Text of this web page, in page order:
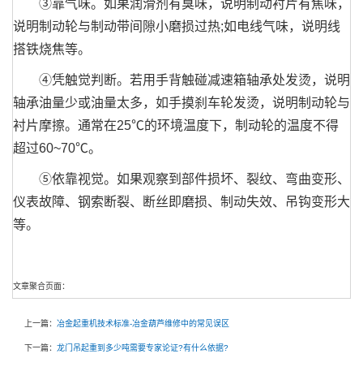
③靠气味。如果润滑剂有臭味，说明制动衬片有焦味，
说明制动轮与制动带间隙小磨损过热;如电线气味，说明线
搭铁烧焦等。
④凭触觉判断。若用手背触碰减速箱轴承处发烫，说明
轴承油量少或油量太多，如手摸刹车轮发烫，说明制动轮与
衬片摩擦。通常在25℃的环境温度下，制动轮的温度不得
超过60~70℃。
⑤依靠视觉。如果观察到部件损坏、裂纹、弯曲变形、
仪表故障、钢索断裂、断丝即磨损、制动失效、吊钩变形大
等。
文章聚合页面：
上一篇： 冶金起重机技术标准-冶金葫芦维修中的常见误区
下一篇： 龙门吊起重到多少吨需要专家论证?有什么依据?